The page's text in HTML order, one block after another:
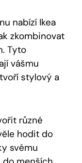
nabízí Ikea
zkombinovat
Tyto
vášmu
stylový a
různé
hodit do
svému